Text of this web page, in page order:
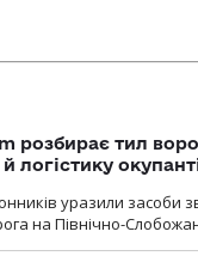
розбирає тил
й логістику
уразили засоби
на Північно-